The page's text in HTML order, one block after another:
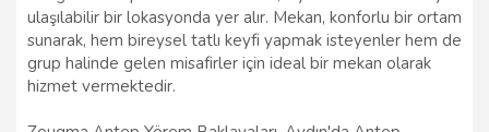
ulaşılabilir bir lokasyonda yer alır. Mekan, konforlu bir ortam
sunarak, hem bireysel tatlı keyfi yapmak isteyenler hem de
grup halinde gelen misafirler için ideal bir mekan olarak
hizmet vermektedir.